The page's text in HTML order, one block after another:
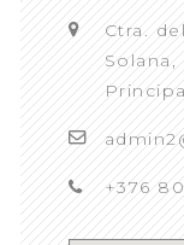
Ctra.
Solana,
+376